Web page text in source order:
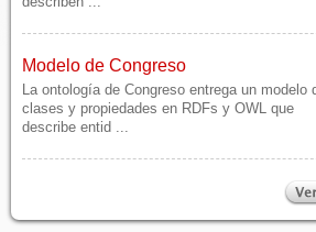
clases y propiedades en RDFs y OWL que
describe entid ...
Biblioteca del Congreso entrega un modelo de